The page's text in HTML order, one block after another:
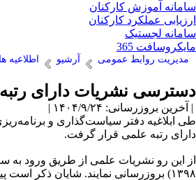
سامانه آموزش کارکنان
ارزیابی عملکرد کارکنان
سامانه لجستیک
مایکروسافت 365
مدیریت روابط عمومی آرشیو اطلاعیه ها
دسترسی نشریات دارای رتبه
| آخرین بروزرسانی: ۱۴۰۴/۹/۲۴ |
دارای رتبه علمی قرار گرفت.
۱۳۹۸) بروزرسانی نمایند. شایان ذکر است پیرو ابلاغیه های قبلی ارزیابی نشریات علمی همزمان توسط موسسه استنادی و پایش علم و فناوری جهان اسلام (ISC) نیز صورت می‌گیرد.